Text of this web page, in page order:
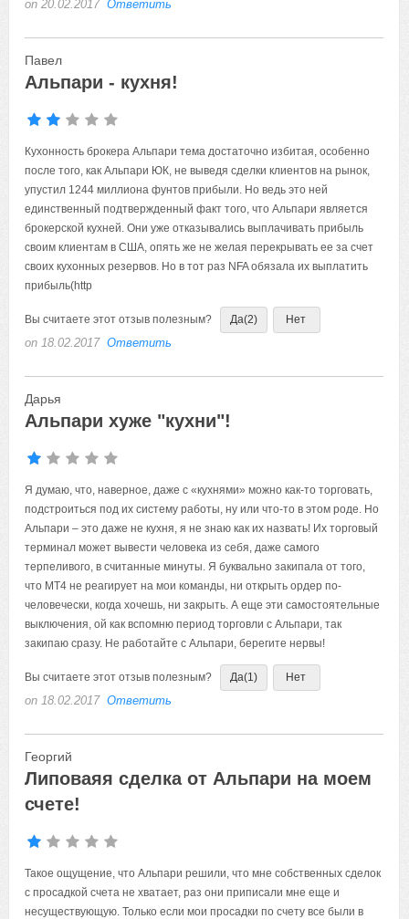
on 20.02.2017 Ответить
Павел
Альпари - кухня!
Кухонность брокера Альпари тема достаточно избитая, особенно после того, как Альпари ЮК, не выведя сделки клиентов на рынок, упустил 1244 миллиона фунтов прибыли.
Вы считаете этот отзыв полезным? Да(2) Нет
on 18.02.2017 Ответить
Дарья
Альпари хуже "кухни"!
Я думаю, что, наверное, даже с «кухнями» можно как-то торговать,
подстроиться под их систему работы, ну или что-то в этом роде. Но
Альпари – это даже не кухня, я не знаю как их назвать! Их торговый
терминал может вывести человека из себя, даже самого
терпеливого, в считанные минуты. Я буквально закипала от того,
что МТ4 не реагирует на мои команды, ни открыть ордер по-
человечески, когда хочешь, ни закрыть. А еще эти самостоятельные
выключения, ой как вспомню период торговли с Альпари, так
закипаю сразу. Не работайте с Альпари, берегите нервы!
Вы считаете этот отзыв полезным? Да(1) Нет
on 18.02.2017 Ответить
Георгий
Липоваяя сделка от Альпари на моем
счете!
Такое ощущение, что Альпари решили, что мне собственных сделок
с просадкой счета не хватает, раз они приписали мне еще и
несуществующую. Только если мои просадки по счету все были в